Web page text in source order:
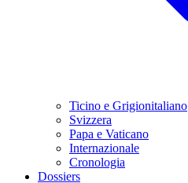
Ticino e Grigionitaliano
Svizzera
Papa e Vaticano
Internazionale
Cronologia
Dossiers